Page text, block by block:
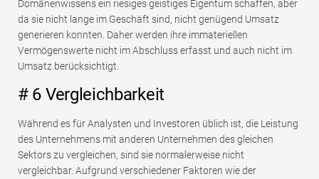
Domänenwissens ein riesiges geistiges Eigentum schaffen, aber
da sie nicht lange im Geschäft sind, nicht genügend Umsatz
generieren konnten. Daher werden ihre immateriellen
Vermögenswerte nicht im Abschluss erfasst und auch nicht im
Umsatz berücksichtigt.
# 6 Vergleichbarkeit
Während es für Analysten und Investoren üblich ist, die Leistung
des Unternehmens mit anderen Unternehmen des gleichen
Sektors zu vergleichen, sind sie normalerweise nicht
vergleichbar. Aufgrund verschiedener Faktoren wie der